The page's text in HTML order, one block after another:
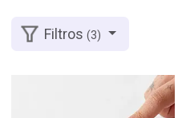
Filtros(3)